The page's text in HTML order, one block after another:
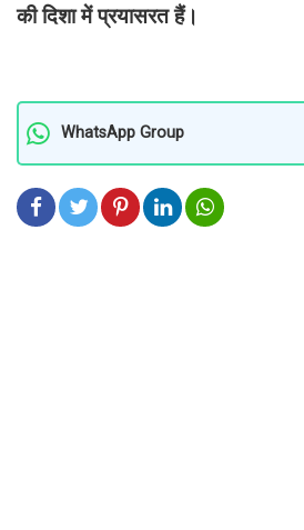
की दिशा में प्रयासरत हैं।
WhatsApp Group